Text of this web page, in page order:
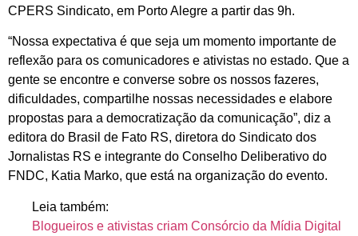
CPERS Sindicato, em Porto Alegre a partir das 9h.
“Nossa expectativa é que seja um momento importante de
reflexão para os comunicadores e ativistas no estado. Que a
gente se encontre e converse sobre os nossos fazeres,
dificuldades, compartilhe nossas necessidades e elabore
propostas para a democratização da comunicação”, diz a
editora do Brasil de Fato RS, diretora do Sindicato dos
Jornalistas RS e integrante do Conselho Deliberativo do
FNDC, Katia Marko, que está na organização do evento.
Leia também:
Blogueiros e ativistas criam Consórcio da Mídia Digital